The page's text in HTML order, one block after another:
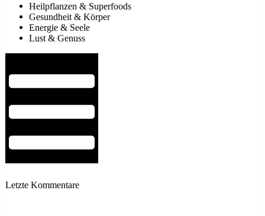
Heilpflanzen & Superfoods
Gesundheit & Körper
Energie & Seele
Lust & Genuss
Letzte Kommentare